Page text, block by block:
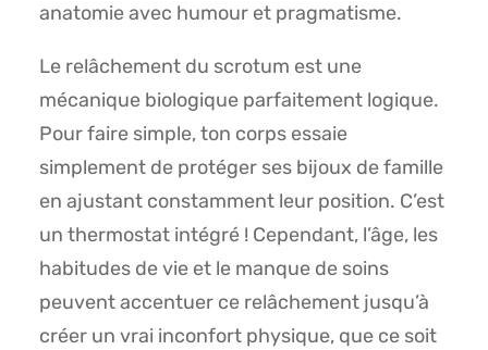
anatomie avec humour et pragmatisme.
Le relâchement du scrotum est une
mécanique biologique parfaitement logique.
Pour faire simple, ton corps essaie
simplement de protéger ses bijoux de famille
en ajustant constamment leur position. C’est
un thermostat intégré ! Cependant, l’âge, les
habitudes de vie et le manque de soins
peuvent accentuer ce relâchement jusqu’à
créer un vrai inconfort physique, que ce soit